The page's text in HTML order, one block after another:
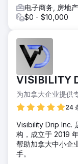
电子商务, 房地产
$0 - $10,000
VISIBILITY
为加拿大企业提供
24
Visibility Drip Inc.
构，成立于 2019
帮助加拿大中小企
手。